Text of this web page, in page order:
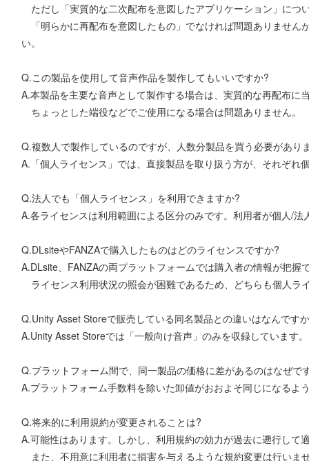
ただし「実質的な二次配布を意図したアプリケーション」につ
「明らかに再配布を意図したもの」でなければ問題ありません
い。
Q.この製品を使用して音声作品を製作してもいいですか?
A.本製品を主要な音声として製作する場合は、実質的な再配布に
ちょっとした端役などでご使用になる場合は問題ありません。
Q.複数人で製作しているのですが、人数分製品を買う必要があり
A.「個人ライセンス」では、直接製品を取り扱う方が、それぞれ
Q.法人でも「個人ライセンス」を利用できますか?
A.各ライセンスは利用範囲による区分のみです。利用者が個人/
Q.DLsiteやFANZAで購入したものはどのライセンスですか?
A.DLsite、FANZAの両プラットフォームでは購入者の情報が把握
ライセンス利用状況の照会が困難であるため、どちらも個人ラ
Q.Unity Asset Storeで販売している同名製品との違いはなんです
A.Unity Asset Storeでは「一般向け音声」のみを収録しています。
Q.プラットフォーム間で、同一製品の価格に差があるのはなぜで
A.プラットフォーム手数料を除いた卸値がおおよそ同じになるよ
Q.将来的に利用規約が変更されることは?
A.可能性はあります。しかし、利用規約の効力が過去に遡行して
また、不用意に利用者に損害を与えるような規約変更は行いま